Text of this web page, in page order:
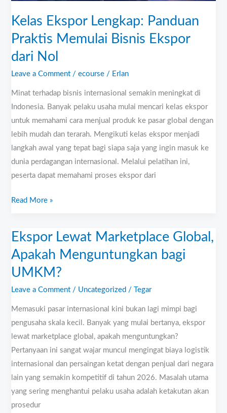
Kelas Ekspor Lengkap: Panduan
Praktis Memulai Bisnis Ekspor
dari Nol
Leave a Comment /ecourse / Erlan
Minat terhadap bisnis internasional semakin meningkat di
Indonesia. Banyak pelaku usaha mulai mencari kelas ekspor
untuk memahami cara menjual produk ke pasar global dengan
lebih mudah dan terarah. Mengikuti kelas ekspor menjadi
langkah awal yang tepat bagi siapa saja yang ingin masuk ke
dunia perdagangan internasional. Melalui pelatihan ini,
peserta dapat memahami proses ekspor dari
Read More »
Ekspor Lewat Marketplace Global,
Apakah Menguntungkan bagi
UMKM?
Leave a Comment / Uncategorized /Tegar
Memasuki pasar internasional kini bukan lagi mimpi bagi
pengusaha skala kecil. Banyak yang mulai bertanya, ekspor
lewat marketplace global, apakah menguntungkan?
Pertanyaan ini sangat wajar muncul mengingat biaya logistik
internasional dan persaingan ketat dengan penjual dari negara
lain yang semakin kompetitif di tahun 2026. Masalah utama
yang sering menghantui pelaku usaha adalah ketakutan akan
prosedur
Ekspor
Lewat
Marketplace
Global,
Apakah